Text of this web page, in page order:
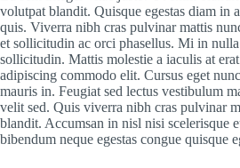
volutpat blandit. Quisque egestas diam in
quis. Viverra nibh cras pulvinar mattis
et sollicitudin ac orci phasellus. Mi in nulla
sollicitudin. Mattis molestie a iaculis at
adipiscing commodo elit. Cursus eget
mauris in. Feugiat sed lectus vestibulum
velit sed. Quis viverra nibh cras pulvinar
blandit. Accumsan in nisl nisi scelerisque
bibendum neque egestas congue quisque